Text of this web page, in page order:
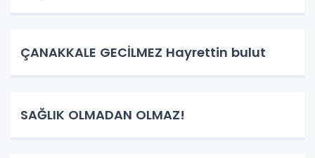
ÇANAKKALE GECİLMEZ Hayrettin bulut
SAĞLIK OLMADAN OLMAZ!